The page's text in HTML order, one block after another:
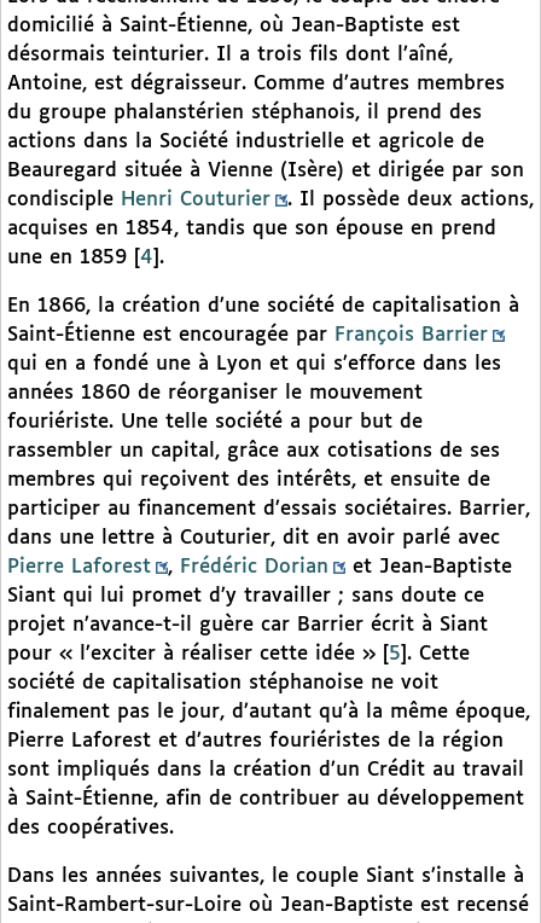
domicilié à Saint-Étienne, où Jean-Baptiste est
désormais teinturier. Il a trois fils dont l’aîné,
Antoine, est dégraisseur. Comme d’autres membres
du groupe phalanstérien stéphanois, il prend des
actions dans la Société industrielle et agricole de
Beauregard située à Vienne (Isère) et dirigée par son
condisciple Henri Couturier
. Il possède deux actions,
acquises en 1854, tandis que son épouse en prend
une en 1859
4 .
En 1866, la création d’une société de capitalisation à
Saint-Étienne est encouragée par François Barrier
qui en a fondé une à Lyon et qui s’efforce dans les
années 1860 de réorganiser le mouvement
fouriériste. Une telle société a pour but de
rassembler un capital, grâce aux cotisations de ses
membres qui reçoivent des intérêts, et ensuite de
participer au financement d’essais sociétaires. Barrier,
dans une lettre à Couturier, dit en avoir parlé avec
Pierre Laforest
, Frédéric Dorian
et Jean-Baptiste
Siant qui lui promet d’y travailler ; sans doute ce
projet n’avance-t-il guère car Barrier écrit à Siant
pour « l’exciter à réaliser cette idée »
5 . Cette
société de capitalisation stéphanoise ne voit
finalement pas le jour, d’autant qu’à la même époque,
Pierre Laforest et d’autres fouriéristes de la région
sont impliqués dans la création d’un Crédit au travail
à Saint-Étienne, afin de contribuer au développement
des coopératives.
Dans les années suivantes, le couple Siant s’installe à
Saint-Rambert-sur-Loire où Jean-Baptiste est recensé